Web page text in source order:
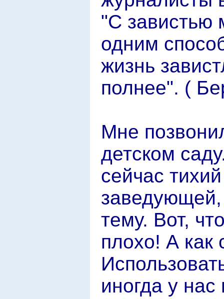
"С завистью
одним
жизнь
полнее". (
Мне
детском
сейчас
тему. Вот,
плохо! А как
иногда у